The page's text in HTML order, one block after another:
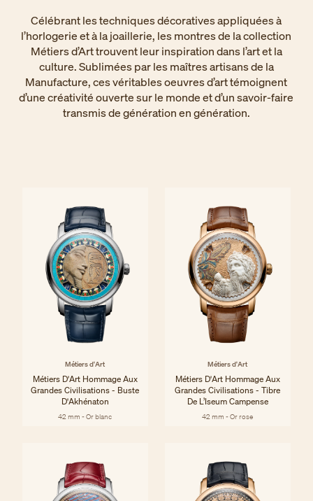
Célébrant les techniques décoratives appliquées à
l’horlogerie et à la joaillerie, les montres de la collection
Métiers d’Art trouvent leur inspiration dans l’art et la
culture. Sublimées par les maîtres artisans de la
Manufacture, ces véritables oeuvres d’art témoignent
d’une créativité ouverte sur le monde et d’un savoir-faire
transmis de génération en génération.
Métiers d'Art
Métiers D'Art Hommage Aux
Grandes Civilisations - Buste
D'Akhénaton
42 mm - Or blanc
Métiers d'Art
Métiers D'Art Hommage Aux
Grandes Civilisations - Tibre
De L’Iseum Campense
42 mm - Or rose